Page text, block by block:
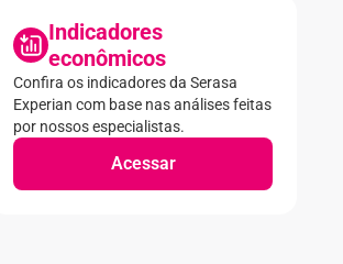
Indicadores
econômicos
Confira os indicadores da Serasa
Experian com base nas análises feitas
por nossos especialistas.
Acessar